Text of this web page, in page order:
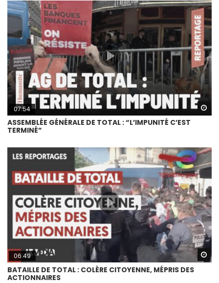
07:54
ASSEMBLÉE GÉNÉRALE DE TOTAL : “L’IMPUNITÉ C’EST
TERMINÉ”
06:49
BATAILLE DE TOTAL : COLÈRE CITOYENNE, MÉPRIS DES
ACTIONNAIRES